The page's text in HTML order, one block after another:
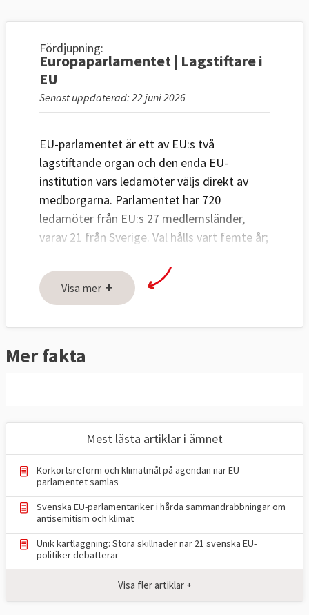
Fördjupning:
Europaparlamentet | Lagstiftare i
EU
Senast uppdaterad: 22 juni 2026
EU-parlamentet är ett av EU:s två
lagstiftande organ och den enda EU-
institution vars ledamöter väljs direkt av
medborgarna. Parlamentet har 720
ledamöter från EU:s 27 medlemsländer,
varav 21 från Sverige. Val hålls vart femte år;
EU-länderna har över tid gett
Europaparlamentet mera makt och
lagstiftningsområden
EU-ländernas regeringar och
Europaparlamentarikerna måste vara överens
för att ett förslag ska kunna bli EU-lag men
det finns områden som skattepolitik och
utrikespolitik där medlemsländerna har
vetorätt och eventuella beslut tas av
ministerrådet.
medbeslutande i frågor som rör tull,
Visa mer +
Mer fakta
Mest lästa artiklar i ämnet
Körkortsreform och klimatmål på agendan när EU-
parlamentet samlas
Svenska EU-parlamentariker i hårda sammandrabbningar om
antisemitism och klimat
Unik kartläggning: Stora skillnader när 21 svenska EU-
politiker debatterar
Visa fler artiklar +